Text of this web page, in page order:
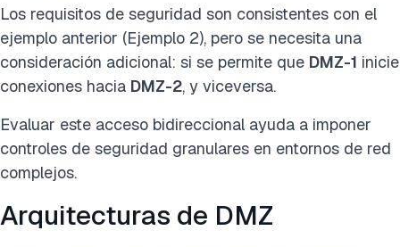
Los requisitos de seguridad son consistentes con el
ejemplo anterior (Ejemplo 2), pero se necesita una
consideración adicional: si se permite que DMZ-1 inicie
conexiones hacia DMZ-2, y viceversa.
Evaluar este acceso bidireccional ayuda a imponer
controles de seguridad granulares en entornos de red
complejos.
Arquitecturas de DMZ